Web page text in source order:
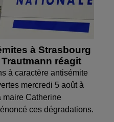
à Strasbourg
réagit
à caractère antisémite
mercredi 5 août à
maire Catherine
ces dégradations.